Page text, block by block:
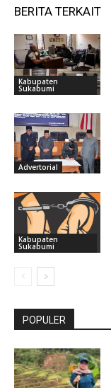
BERITA TERKAIT
Kabupaten
Sukabumi
Advertorial
Kabupaten
Sukabumi
POPULER